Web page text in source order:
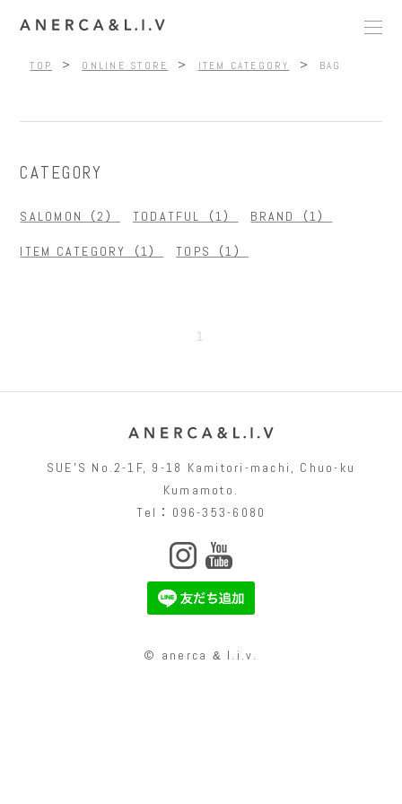
TOP > ONLINE STORE > ITEM CATEGORY > BAG
CATEGORY
SALOMON（2） TODATFUL（1） BRAND（1）
ITEM CATEGORY（1） TOPS（1）
1
SUEʼS No.2-1F, 9-18 Kamitori-machi, Chuo-ku
Kumamoto.
Tel：096-353-6080
© anerca & l.i.v.